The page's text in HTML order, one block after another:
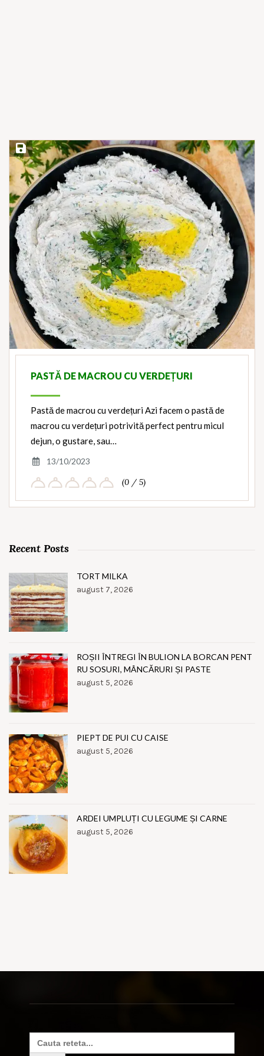
Save Recipe
PASTĂ DE MACROU CU VERDEȚURI
Pastă de macrou cu verdețuri Azi facem o pastă de
macrou cu verdețuri potrivită perfect pentru micul
dejun, o gustare, sau…
13/10/2023
(0 / 5)
Recent Posts
TORT MILKA
august 7, 2026
ROȘII ÎNTREGI ÎN BULION LA BORCAN PENT
RU SOSURI, MÂNCĂRURI ȘI PASTE
august 5, 2026
PIEPT DE PUI CU CAISE
august 5, 2026
ARDEI UMPLUȚI CU LEGUME ȘI CARNE
august 5, 2026
Search
for: